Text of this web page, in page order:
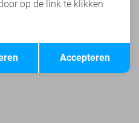
Opslaan
op de link te klikken
Accepteren